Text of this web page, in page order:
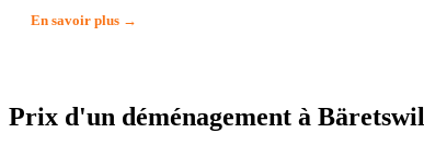
En savoir plus →
Prix d'un déménagement à Bäretswil